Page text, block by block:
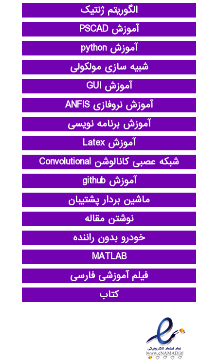
الگوریتم ژنتیک
آموزش PSCAD
آموزش python
شبیه سازی مولکولی
آموزش GUI
آموزش نروفازی ANFIS
آموزش برنامه نویسی
آموزش Latex
شبکه عصبی کانالوشن Convolutional
آموزش github
ماشین بردار پشتیبان
نوشتن مقاله
خودرو بدون راننده
MATLAB
فیلم آموزشی فارسی
کتاب